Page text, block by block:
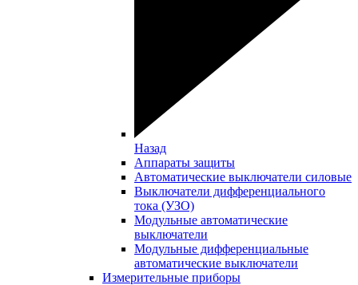
Назад
Аппараты защиты
Автоматические выключатели силовые
Выключатели дифференциального
тока (УЗО)
Модульные автоматические
выключатели
Модульные дифференциальные
автоматические выключатели
Измерительные приборы